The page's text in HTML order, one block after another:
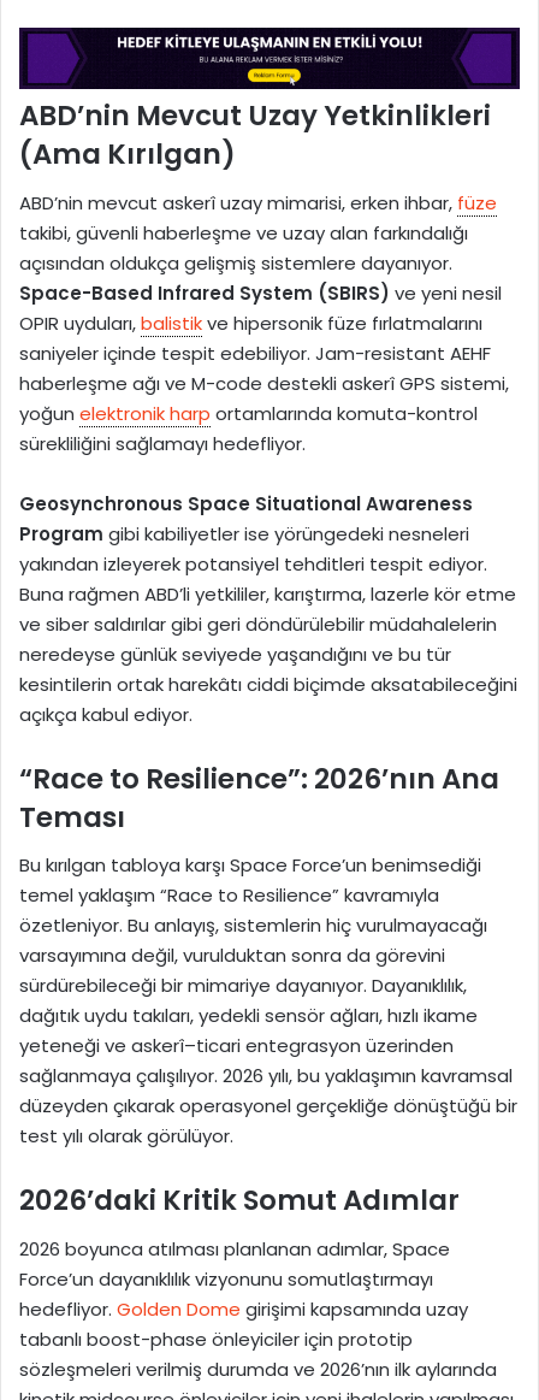
ABD’nin Mevcut Uzay Yetkinlikleri
(Ama Kırılgan)
ABD’nin mevcut askerî uzay mimarisi, erken ihbar, füze
takibi, güvenli haberleşme ve uzay alan farkındalığı
açısından oldukça gelişmiş sistemlere dayanıyor.
Space-Based Infrared System (SBIRS) ve yeni nesil
OPIR uyduları,balistikve hipersonik füze fırlatmalarını
saniyeler içinde tespit edebiliyor. Jam-resistant AEHF
haberleşme ağı ve M-code destekli askerî GPS sistemi,
yoğun elektronik harp ortamlarında komuta-kontrol
sürekliliğini sağlamayı hedefliyor.
Geosynchronous Space Situational Awareness
Program gibi kabiliyetler ise yörüngedeki nesneleri
yakından izleyerek potansiyel tehditleri tespit ediyor.
Buna rağmen ABD’li yetkililer, karıştırma, lazerle kör etme
ve siber saldırılar gibi geri döndürülebilir müdahalelerin
neredeyse günlük seviyede yaşandığını ve bu tür
kesintilerin ortak harekâtı ciddi biçimde aksatabileceğini
açıkça kabul ediyor.
“Race to Resilience”: 2026’nın Ana
Teması
Bu kırılgan tabloya karşı Space Force’un benimsediği
temel yaklaşım “Race to Resilience” kavramıyla
özetleniyor. Bu anlayış, sistemlerin hiç vurulmayacağı
varsayımına değil, vurulduktan sonra da görevini
sürdürebileceği bir mimariye dayanıyor. Dayanıklılık,
dağıtık uydu takıları, yedekli sensör ağları, hızlı ikame
yeteneği ve askerî–ticari entegrasyon üzerinden
sağlanmaya çalışılıyor. 2026 yılı, bu yaklaşımın kavramsal
düzeyden çıkarak operasyonel gerçekliğe dönüştüğü bir
test yılı olarak görülüyor.
2026’daki Kritik Somut Adımlar
2026 boyunca atılması planlanan adımlar, Space
Force’un dayanıklılık vizyonunu somutlaştırmayı
hedefliyor. Golden Dome girişimi kapsamında uzay
tabanlı boost-phase önleyiciler için prototip
sözleşmeleri verilmiş durumda ve 2026’nın ilk aylarında